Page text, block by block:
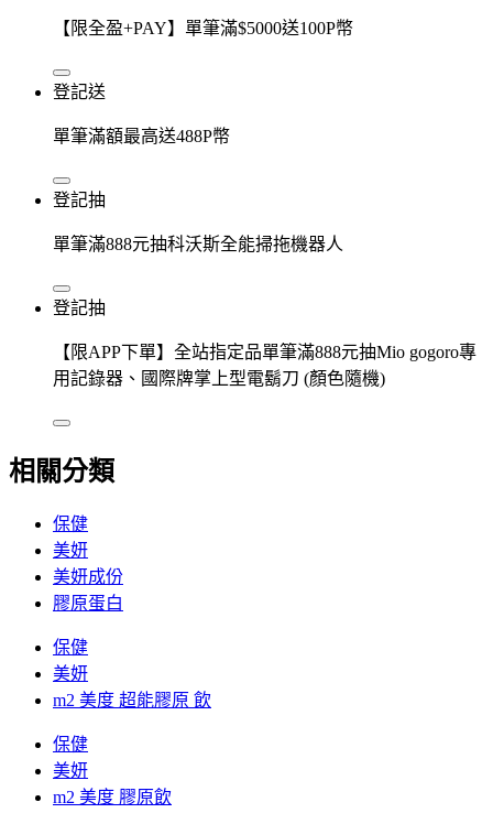
【限全盈+PAY】單筆滿$5000送100P幣
登記送
單筆滿額最高送488P幣
登記抽
單筆滿888元抽科沃斯全能掃拖機器人
登記抽
【限APP下單】全站指定品單筆滿888元抽Mio gogoro專
用記錄器、國際牌掌上型電鬍刀 (顏色隨機)
相關分類
保健
美妍
美妍成份
膠原蛋白
保健
美妍
m2 美度 超能膠原 飲
保健
美妍
m2 美度 膠原飲